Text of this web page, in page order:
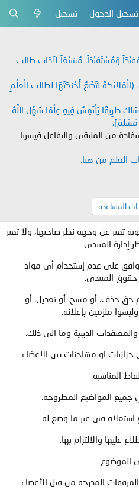
تسجيل الدخول تسجيل
وَمُسْتَفِيْدَاً، مُشِيْعَاً لآدَابِ طَالِبِ
(الْمَلَائِكَةَ لَتَضَعُ أَجْنِحَتَهَا لِطَالِبِ الْعِلْمِ
طَرِيقًا يَلْتَمِسُ فِيهِ عِلْمًا سَهَّلَ اللَّهُ
مُسْلِمٌ]،
من الملتقى والتفاعل فيسرنا
العلم من هنا.
المساعدة
تعبر عن وجهة نظر صاحبها، ولا تعبر
المنتدى.
على عدم إستخدام أي مواد
حقوق المنتدى.
حذف، أو مسح، أو تعديل، أو
ملزمين بإعلانه.
الدينية وما الى ذلك.
او مشاحنات بين الأعضاء.
المناسبة.
المواضيع المطروحه.
استغلاه في غير ما وضع له.
عليها والالتزام بها.
الموضوع.
المدرجه من قبل الأعضاء.